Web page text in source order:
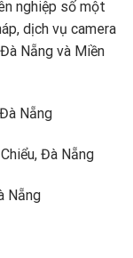
dữ liệu lớn,
tiến trong AI,
đã đăng ký
nghiệp số một
dịch vụ camera
Nẵng và Miền
Nẵng
Đà Nẵng
Nẵng